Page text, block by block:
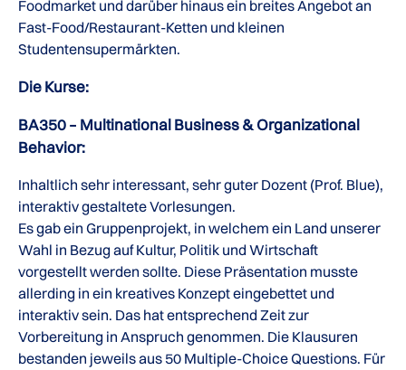
Foodmarket und darüber hinaus ein breites Angebot an
Fast-Food/Restaurant-Ketten und kleinen
Studentensupermärkten.
Die Kurse:
BA350 – Multinational Business & Organizational
Behavior:
Inhaltlich sehr interessant, sehr guter Dozent (Prof. Blue),
interaktiv gestaltete Vorlesungen.
Es gab ein Gruppenprojekt, in welchem ein Land unserer
Wahl in Bezug auf Kultur, Politik und Wirtschaft
vorgestellt werden sollte. Diese Präsentation musste
allerding in ein kreatives Konzept eingebettet und
interaktiv sein. Das hat entsprechend Zeit zur
Vorbereitung in Anspruch genommen. Die Klausuren
bestanden jeweils aus 50 Multiple-Choice Questions. Für